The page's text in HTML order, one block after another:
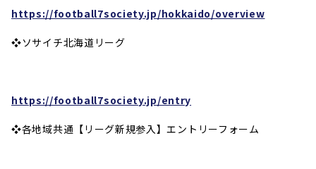
https://football7society.jp/hokkaido/overview
❖ソサイチ北海道リーグ
https://football7society.jp/entry
❖各地域共通【リーグ新規参入】エントリーフォーム